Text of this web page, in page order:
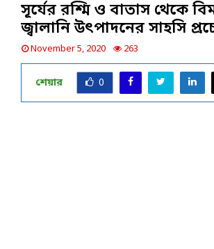
সূর্যের রশ্মি ও বাতাস থেকে
জ্বালানি উৎপাদনের সাহসি
November 5, 2020 263
শেয়ার 0